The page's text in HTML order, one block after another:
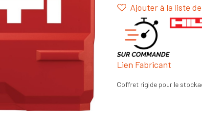
Ajouter à la liste
Lien Fabricant
Coffret rigide pour le